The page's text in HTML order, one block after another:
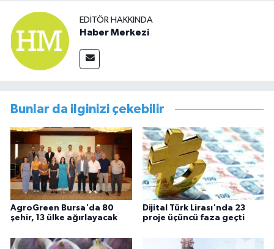
EDITÖR HAKKINDA
Haber Merkezi
Bunlar da ilginizi çekebilir
AgroGreen Bursa'da 80
şehir, 13 ülke ağırlayacak
Dijital Türk Lirası'nda 23
proje üçüncü faza geçti